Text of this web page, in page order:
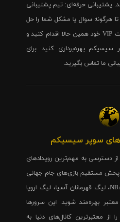
حرفه‌ای: تیم پشتیبانی
هرگونه سوال یا مشکل شما را حل
کند. برای خرید و تمدید اکانت VIP خود همین حالا اقدام کنید و
بهره‌برداری کنید. برای
ما تماس بگیرید.
های سوپر سیسیکم
دسترسی به مهم‌ترین رویدادهای
پخش مستقیم بازی‌های جام جهانی
فوتبال، المپیک، بسکتبال NBA، لیگ قهرمانان آسیا، لیگ اروپا
بهره‌مند شوید. این سرورها
از معتبرترین کانال‌های دنیا به